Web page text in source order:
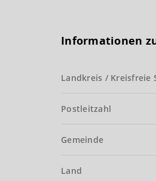
Informationen
Landkreis / Kreisfreie
Postleitzahl
Gemeinde
Land